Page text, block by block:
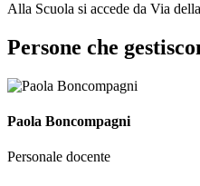
Alla Scuola si accede da Via
Persone che
Paola Boncompagni
Personale docente